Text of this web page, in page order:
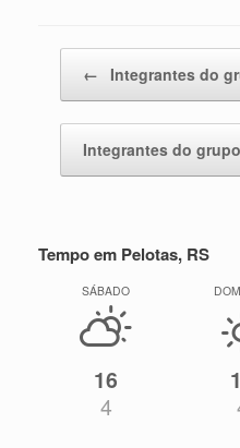
← Integrantes do
Integrantes do
Tempo em Pelotas, RS
SÁBADO
16
4